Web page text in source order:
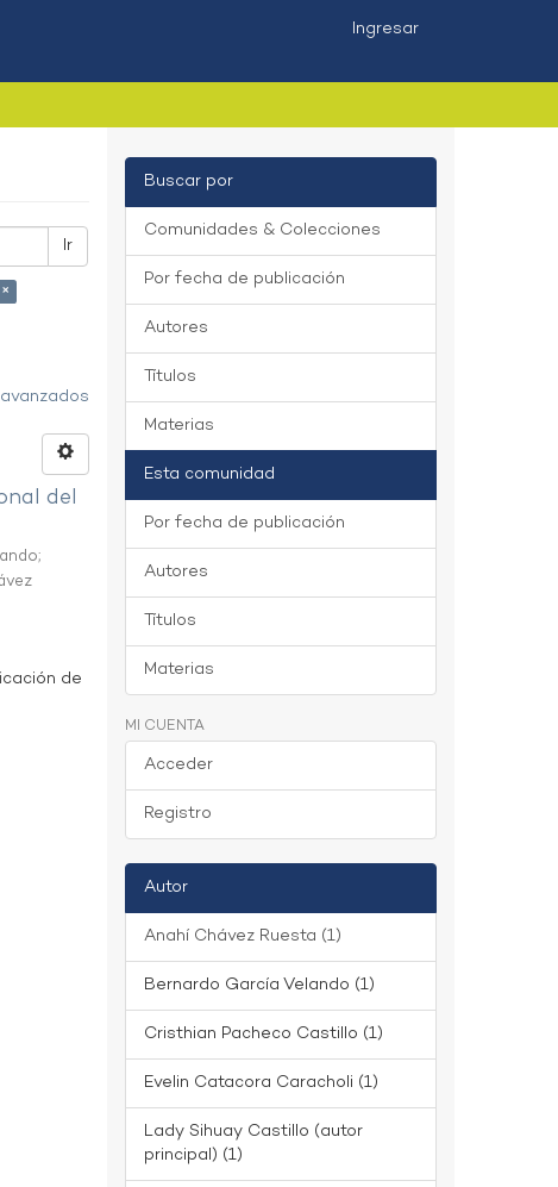
Ingresar
Ir
del
;
de
Buscar por
Comunidades & Colecciones
Por fecha de publicación
Autores
Títulos
Materias
Esta comunidad
Por fecha de publicación
Autores
Títulos
Materias
MI CUENTA
Acceder
Registro
Autor
Anahí Chávez Ruesta (1)
Bernardo García Velando (1)
Cristhian Pacheco Castillo (1)
Evelin Catacora Caracholi (1)
Lady Sihuay Castillo (autor
principal) (1)